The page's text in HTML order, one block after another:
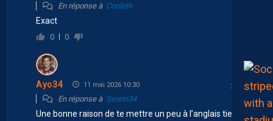
En réponse à Conleth
Exact
0 0
Ayo34 11 mai 2026 10:30
En réponse à Serein34
Une bonne raison de te mettre un peu à l’anglais tiens,